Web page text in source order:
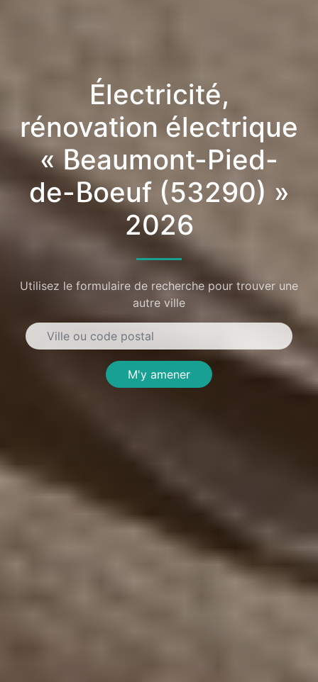
Électricité,
rénovation électrique
« Beaumont-Pied-
de-Boeuf (53290) »
2026
Utilisez le formulaire de recherche pour trouver une
autre ville
M'y amener